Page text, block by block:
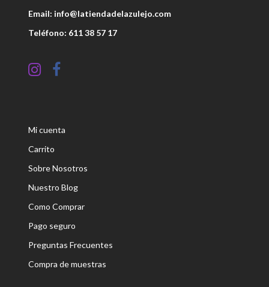
Email: info@latiendadelazulejo.com
Teléfono: 611 38 57 17
Mi cuenta
Carrito
Sobre Nosotros
Nuestro Blog
Como Comprar
Pago seguro
Preguntas Frecuentes
Compra de muestras